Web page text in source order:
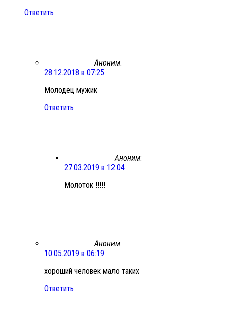
Ответить
Аноним:
28.12.2018 в 07:25
Молодец мужик
Ответить
Аноним:
27.03.2019 в 12:04
Молоток !!!!!
Аноним:
10.05.2019 в 06:19
хороший человек мало таких
Ответить